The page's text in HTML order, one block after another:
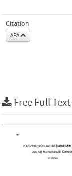
Citation
APA
Free Full Text